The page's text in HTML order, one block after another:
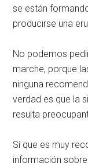
se están
producirse una
No podemos
marche, porque
ninguna
verdad es que la
resulta
Sí que es muy
información